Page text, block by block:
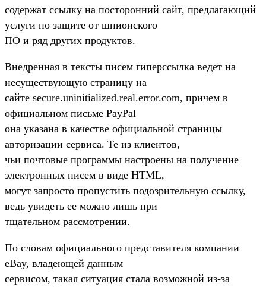
содержат ссылку на посторонний сайт, предлагающий
услуги по защите от шпионского
ПО и ряд других продуктов.
Внедренная в тексты писем гиперссылка ведет на
несуществующую страницу на
сайте secure.uninitialized.real.error.com, причем в
официальном письме PayPal
она указана в качестве официальной страницы
авторизации сервиса. Те из клиентов,
чьи почтовые программы настроены на получение
электронных писем в виде HTML,
могут запросто пропустить подозрительную ссылку,
ведь увидеть ее можно лишь при
тщательном рассмотрении.
По словам официального представителя компании
eBay, владеющей данным
сервисом, такая ситуация стала возможной из-за